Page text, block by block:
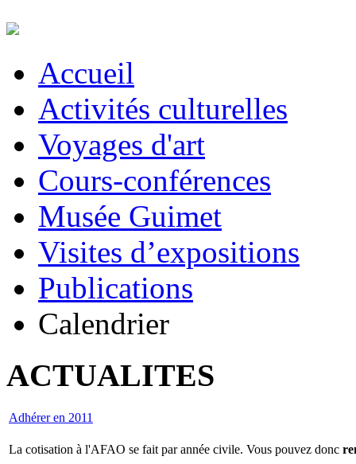
Accueil
Activités culturelles
Voyages d'art
Cours-conférences
Musée Guimet
Visites d’expositions
Publications
Calendrier
ACTUALITES
Adhérer en 2011
La cotisation à l'AFAO se fait par année civile. Vous pouvez donc